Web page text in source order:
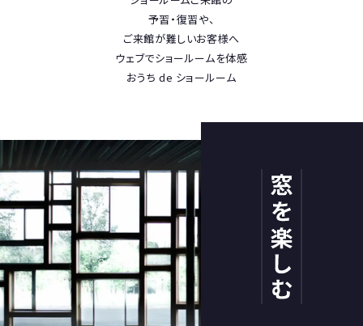
予習・復習や、
ご来館が難しいお客様へ
ウェブでショールームを体感
おうち de ショールーム